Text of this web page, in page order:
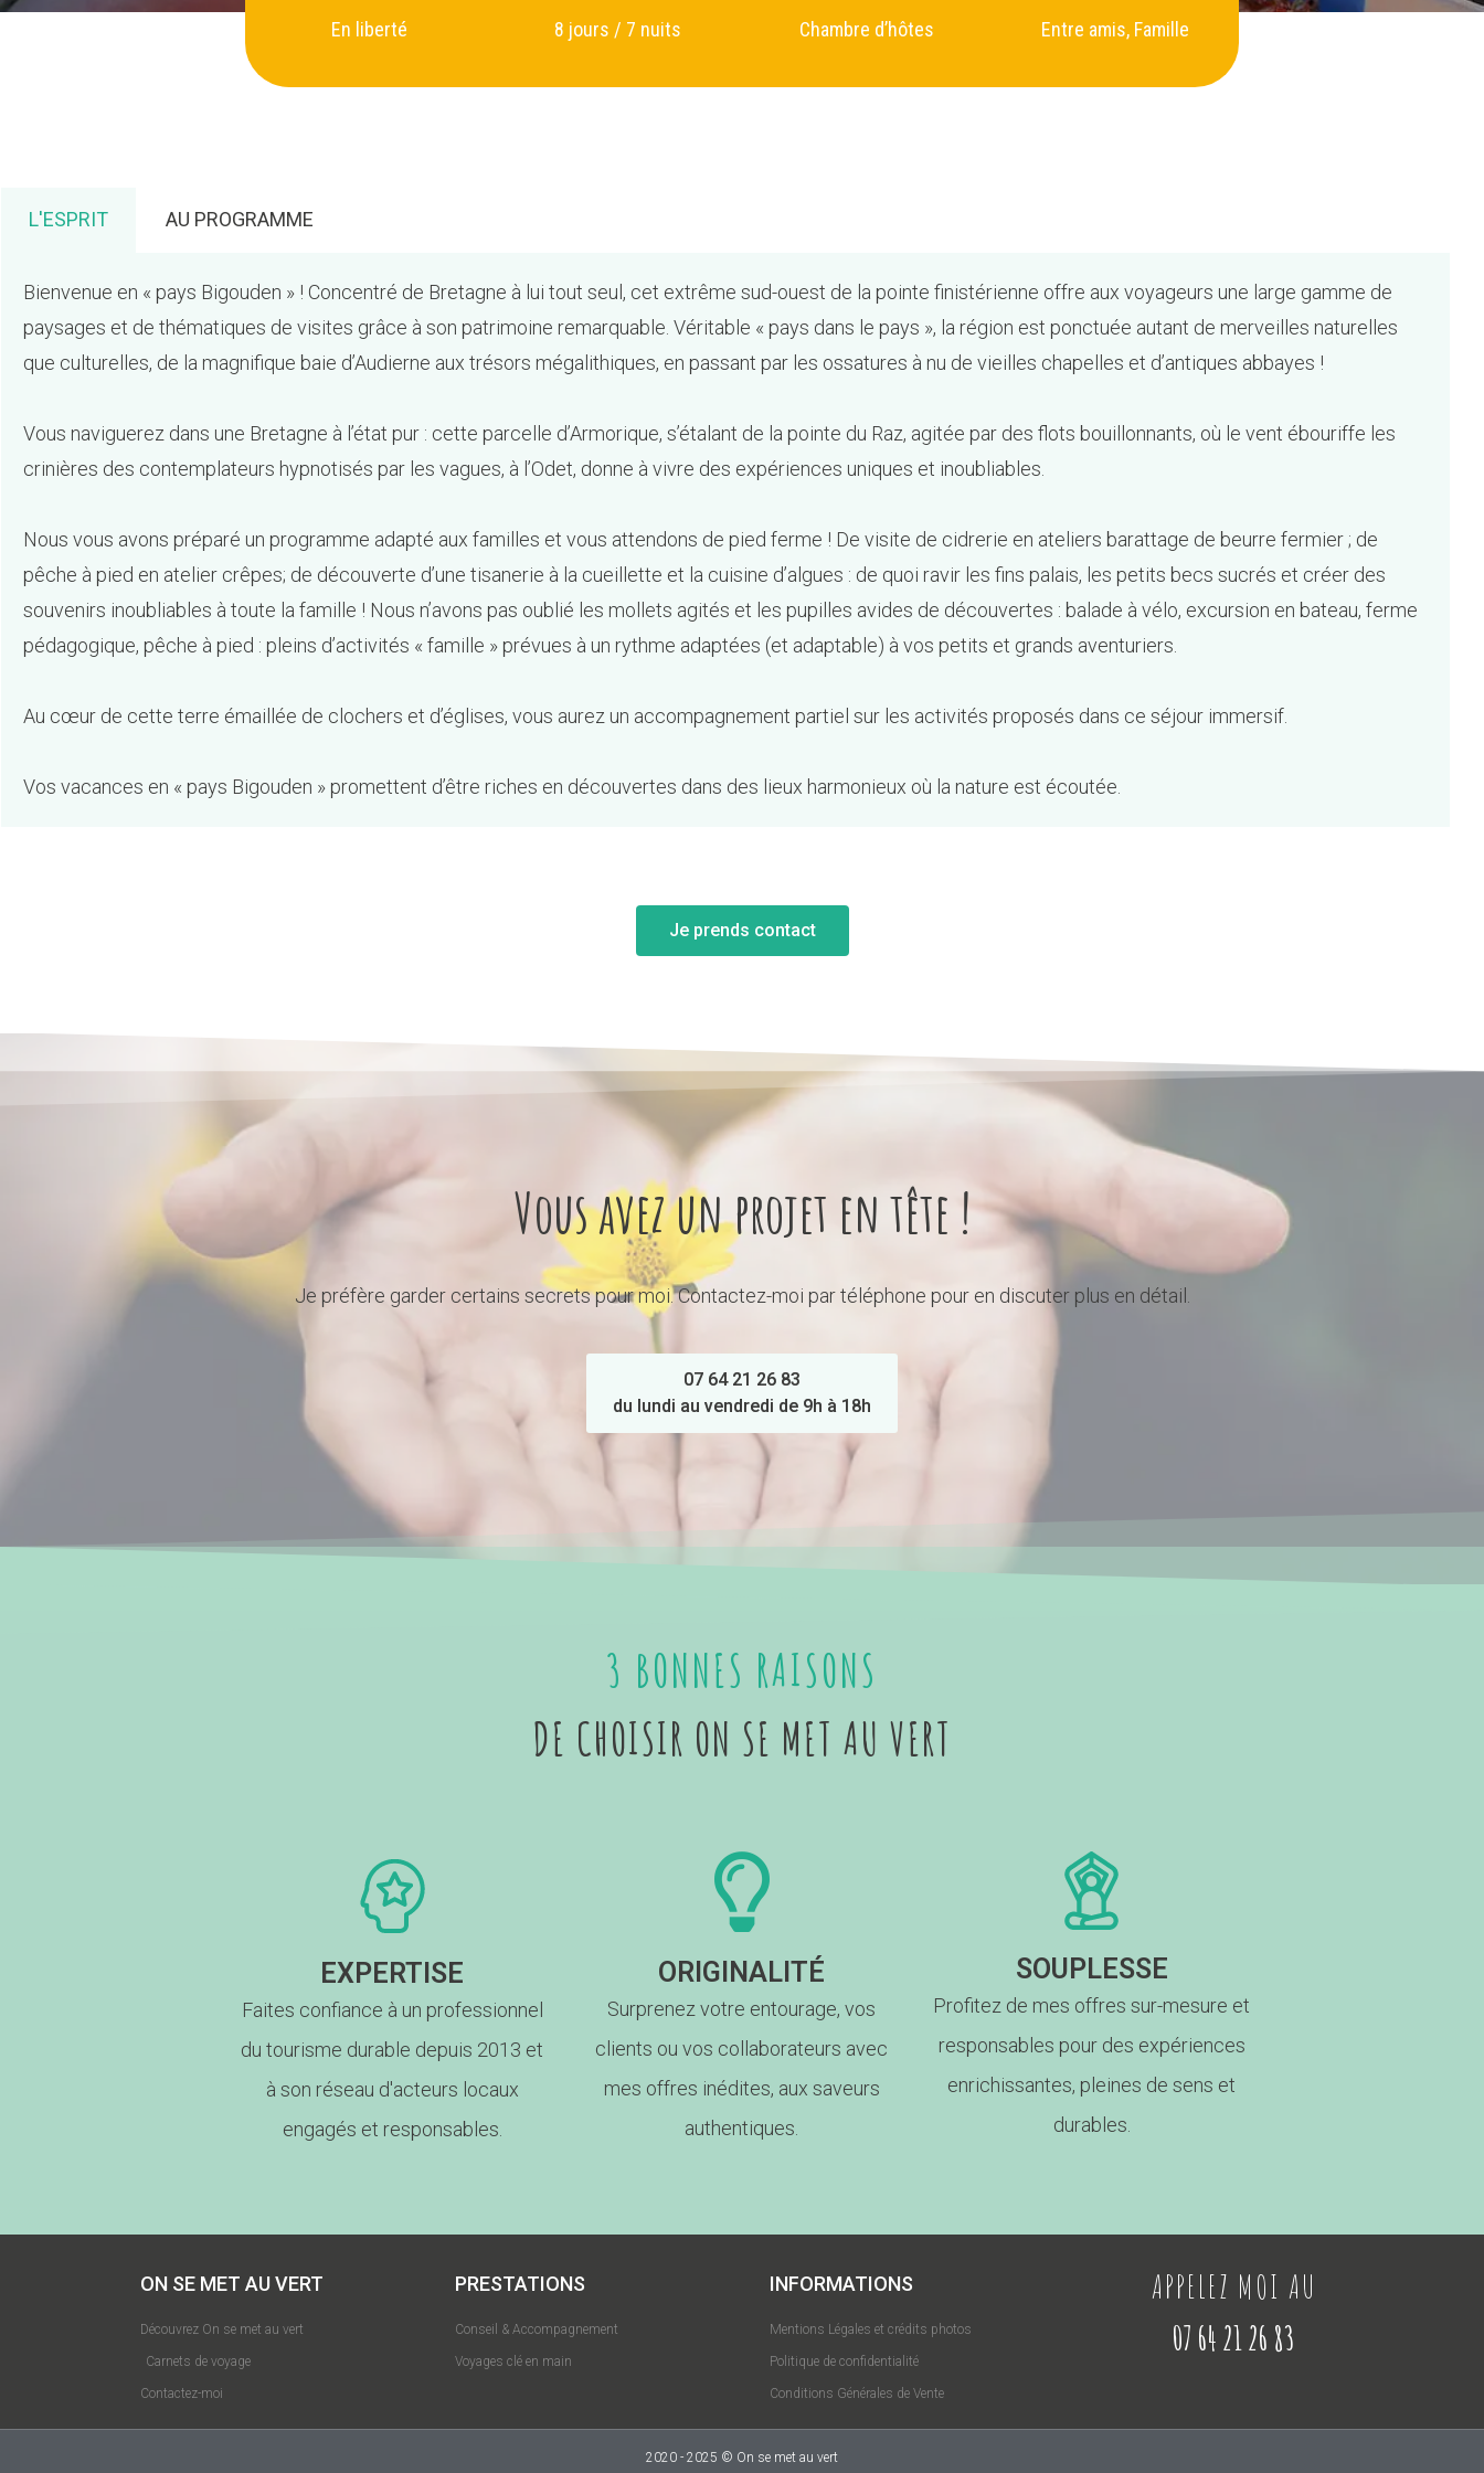
En liberté 8 jours / 7 nuits Chambre d’hôtes Entre amis, Famille
L'ESPRIT AU PROGRAMME
Bienvenue en « pays Bigouden » ! Concentré de Bretagne à lui tout seul, cet extrême sud-ouest de la pointe finistérienne offre aux voyageurs une large gamme de
paysages et de thématiques de visites grâce à son patrimoine remarquable. Véritable « pays dans le pays », la région est ponctuée autant de merveilles naturelles
que culturelles, de la magnifique baie d’Audierne aux trésors mégalithiques, en passant par les ossatures à nu de vieilles chapelles et d’antiques abbayes !
Vous naviguerez dans une Bretagne à l’état pur : cette parcelle d’Armorique, s’étalant de la pointe du Raz, agitée par des flots bouillonnants, où le vent ébouriffe les
crinières des contemplateurs hypnotisés par les vagues, à l’Odet, donne à vivre des expériences uniques et inoubliables.
Nous vous avons préparé un programme adapté aux familles et vous attendons de pied ferme ! De visite de cidrerie en ateliers barattage de beurre fermier ; de
pêche à pied en atelier crêpes; de découverte d’une tisanerie à la cueillette et la cuisine d’algues : de quoi ravir les fins palais, les petits becs sucrés et créer des
souvenirs inoubliables à toute la famille ! Nous n’avons pas oublié les mollets agités et les pupilles avides de découvertes : balade à vélo, excursion en bateau, ferme
pédagogique, pêche à pied : pleins d’activités « famille » prévues à un rythme adaptées (et adaptable) à vos petits et grands aventuriers.
Au cœur de cette terre émaillée de clochers et d’églises, vous aurez un accompagnement partiel sur les activités proposés dans ce séjour immersif.
Vos vacances en « pays Bigouden » promettent d’être riches en découvertes dans des lieux harmonieux où la nature est écoutée.
Je prends contact
Vous avez un projet en tête !
Je préfère garder certains secrets pour moi. Contactez-moi par téléphone pour en discuter plus en détail.
07 64 21 26 83
du lundi au vendredi de 9h à 18h
3 BONNES RAISONS
DE CHOISIR ON SE MET AU VERT
EXPERTISE
Faites confiance à un professionnel
du tourisme durable depuis 2013 et
à son réseau d'acteurs locaux
engagés et responsables.
ORIGINALITÉ
Surprenez votre entourage, vos
clients ou vos collaborateurs avec
mes offres inédites, aux saveurs
authentiques.
SOUPLESSE
Profitez de mes offres sur-mesure et
responsables pour des expériences
enrichissantes, pleines de sens et
durables.
ON SE MET AU VERT
Découvrez On se met au vert
Carnets de voyage
Contactez-moi
PRESTATIONS
Conseil & Accompagnement
Voyages clé en main
INFORMATIONS
Mentions Légales et crédits photos
Politique de confidentialité
Conditions Générales de Vente
APPELEZ MOI AU
07 64 21 26 83
2020 - 2025 © On se met au vert